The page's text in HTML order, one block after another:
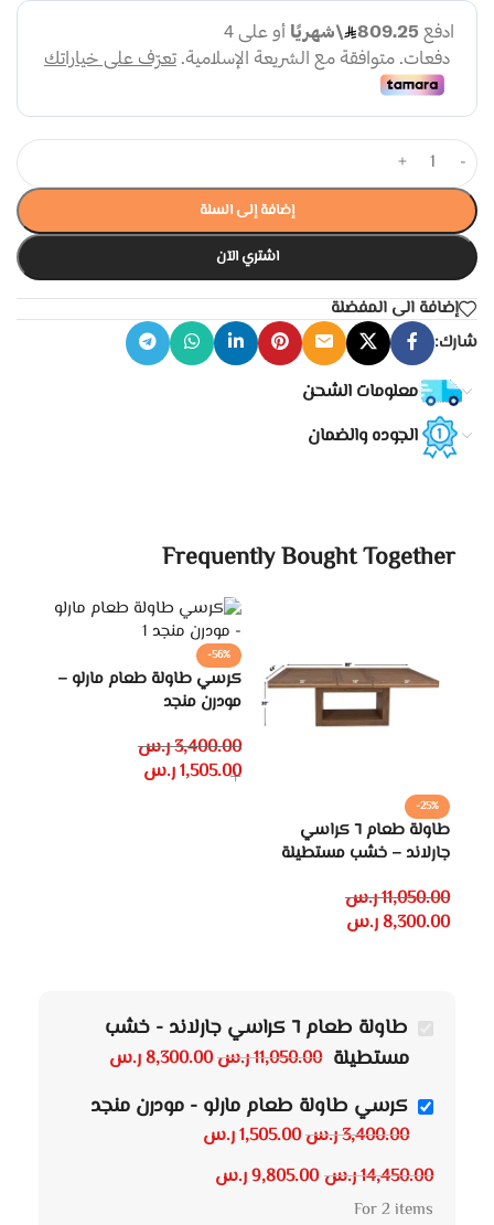
-
+
إضافة إلى السلة
اشتري الآن
إضافة الى المفضلة
شارك:
معلومات الشحن
الجوده والضمان
Frequently Bought Together
-25%
طاولة طعام ٦ كراسي
جارلاند – خشب مستطيلة
11,050.00ر.س
8,300.00ر.س
-56%
كرسي طاولة طعام مارلو –
مودرن منجد
3,400.00ر.س
1,505.00ر.س
طاولة طعام ٦ كراسي جارلاند - خشب
مستطيلة 11,050.00ر.س8,300.00ر.س
كرسي طاولة طعام مارلو - مودرن منجد
3,400.00ر.س1,505.00ر.س
14,450.00ر.س 9,805.00ر.س
For 2 items